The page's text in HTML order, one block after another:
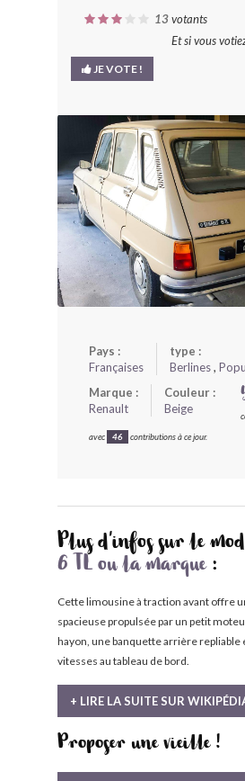
LES CONTRIBUTEURS
LE BLOG
BONJOURLAVIEILLE ?
MODÈLES ET
COMMENT
13votants
Et si vous
JE VOTE !
Pays :
Françaises
type :
Berlines,
Marque :
Renault
Couleur :
Beige
avec 46 contributions à ce jour.
Plus d'infos sur le
6 TL ou la marque:
Cette limousine à traction avant offre
spacieuse propulsée par un petit
hayon, une banquette arrière repliable
vitesses au tableau de bord.
+ LIRE LA SUITE SUR
Proposer une vieille !